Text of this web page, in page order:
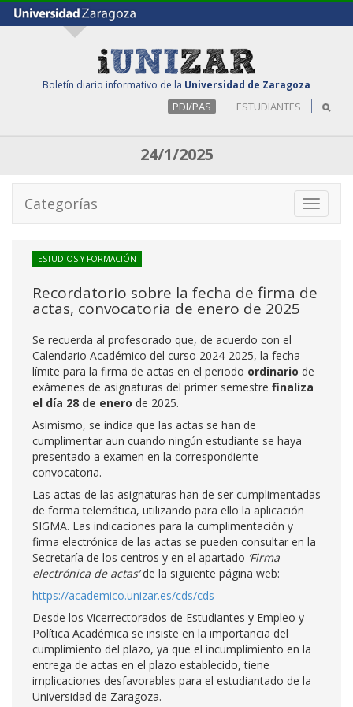
Boletín diario informativo de la Universidad de Zaragoza
PDI/PAS ESTUDIANTES
24/1/2025
Toggle
Categorías
ESTUDIOS Y FORMACIÓN
Recordatorio sobre la fecha de firma de
actas, convocatoria de enero de 2025
Se recuerda al profesorado que, de acuerdo con el
Calendario Académico del curso 2024-2025, la fecha
límite para la firma de actas en el periodo ordinario de
exámenes de asignaturas del primer semestre finaliza
el día 28 de enero de 2025.
Asimismo, se indica que las actas se han de
cumplimentar aun cuando ningún estudiante se haya
presentado a examen en la correspondiente
convocatoria.
Las actas de las asignaturas han de ser cumplimentadas
de forma telemática, utilizando para ello la aplicación
SIGMA. Las indicaciones para la cumplimentación y
firma electrónica de las actas se pueden consultar en la
Secretaría de los centros y en el apartado ‘Firma
electrónica de actas’de la siguiente página web:
https://academico.unizar.es/cds/cds
Desde los Vicerrectorados de Estudiantes y Empleo y
Política Académica se insiste en la importancia del
cumplimiento del plazo, ya que el incumplimiento en la
entrega de actas en el plazo establecido, tiene
implicaciones desfavorables para el estudiantado de la
Universidad de Zaragoza.